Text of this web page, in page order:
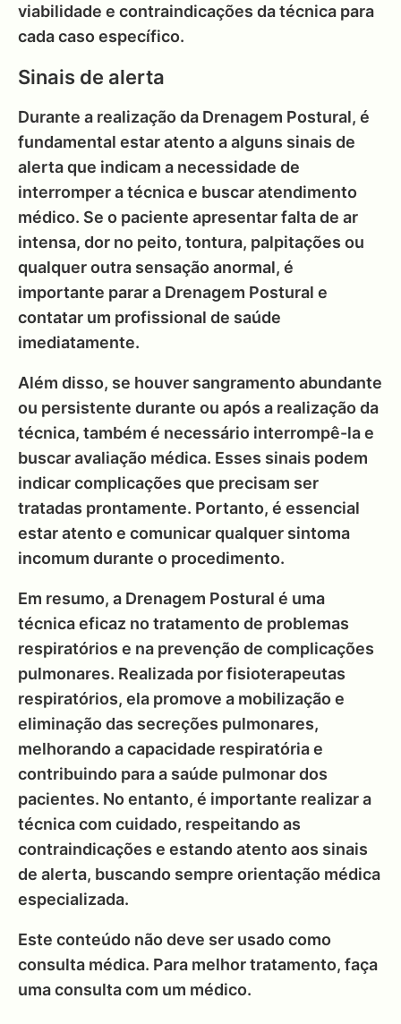
viabilidade e contraindicações da técnica para
cada caso específico.
Sinais de alerta
Durante a realização da Drenagem Postural, é
fundamental estar atento a alguns sinais de
alerta que indicam a necessidade de
interromper a técnica e buscar atendimento
médico. Se o paciente apresentar falta de ar
intensa, dor no peito, tontura, palpitações ou
qualquer outra sensação anormal, é
importante parar a Drenagem Postural e
contatar um profissional de saúde
imediatamente.
Além disso, se houver sangramento abundante
ou persistente durante ou após a realização da
técnica, também é necessário interrompê-la e
buscar avaliação médica. Esses sinais podem
indicar complicações que precisam ser
tratadas prontamente. Portanto, é essencial
estar atento e comunicar qualquer sintoma
incomum durante o procedimento.
Em resumo, a Drenagem Postural é uma
técnica eficaz no tratamento de problemas
respiratórios e na prevenção de complicações
pulmonares. Realizada por fisioterapeutas
respiratórios, ela promove a mobilização e
eliminação das secreções pulmonares,
melhorando a capacidade respiratória e
contribuindo para a saúde pulmonar dos
pacientes. No entanto, é importante realizar a
técnica com cuidado, respeitando as
contraindicações e estando atento aos sinais
de alerta, buscando sempre orientação médica
especializada.
Este conteúdo não deve ser usado como
consulta médica. Para melhor tratamento, faça
uma consulta com um médico.